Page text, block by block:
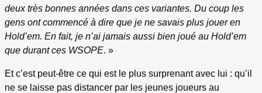
deux très bonnes années dans ces variantes. Du coup les
gens ont commencé à dire que je ne savais plus jouer en
Hold’em. En fait, je n’ai jamais aussi bien joué au Hold’em
que durant ces WSOPE. »
Et c’est peut-être ce qui est le plus surprenant avec lui : qu’il
ne se laisse pas distancer par les jeunes joueurs au